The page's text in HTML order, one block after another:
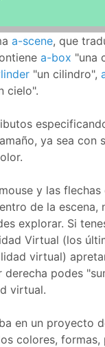
a-scene, que
a-box "una
"un cilindro",
cielo".
ya sea con
y las
de la escena,
explorar. Si
Virtual (los
virtual)
derecha podes
virtual.
en un proyecto
colores, formas,